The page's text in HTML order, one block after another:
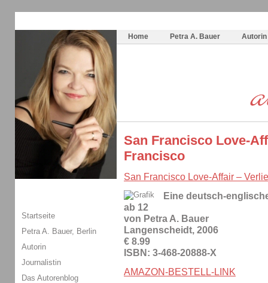
Home
Petra A. Bauer Autorin
San Francisco Love-
Francisco
San Francisco Love-Affair –
Eine deutsch-
ab 12
von Petra A. Bauer
Langenscheidt, 2006
€ 8.99
ISBN: 3-468-20888-X
AMAZON-BESTELL-LINK
Startseite
Petra A. Bauer, Berlin
Autorin
Journalistin
Das Autorenblog